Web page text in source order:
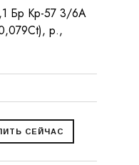
Бр Кр-57 3/6А
р.,